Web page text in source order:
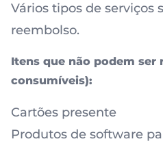
Vários tipos de serviços
reembolso.
Itens que não podem ser
consumíveis):
Cartões presente
Produtos de software